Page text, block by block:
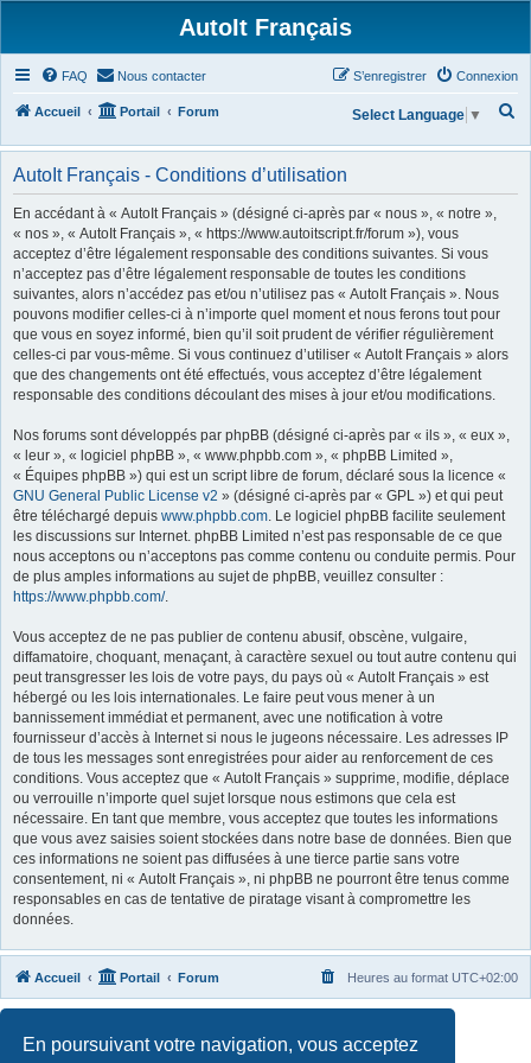
En poursuivant votre navigation, vous acceptez
AutoIt Français
FAQ Nous contacter Connexion
S’enregistrer
Accueil Portail Forum
h
Select Language ▼
AutoIt Français - Conditions d’utilisation
En accédant à « AutoIt Français » (désigné ci-après par « nous », « notre »,
« nos », « AutoIt Français », « https://www.autoitscript.fr/forum »), vous
acceptez d’être légalement responsable des conditions suivantes. Si vous
n’acceptez pas d’être légalement responsable de toutes les conditions
suivantes, alors n’accédez pas et/ou n’utilisez pas « AutoIt Français ». Nous
pouvons modifier celles-ci à n’importe quel moment et nous ferons tout pour
que vous en soyez informé, bien qu’il soit prudent de vérifier régulièrement
celles-ci par vous-même. Si vous continuez d’utiliser « AutoIt Français » alors
que des changements ont été effectués, vous acceptez d’être légalement
responsable des conditions découlant des mises à jour et/ou modifications.
Nos forums sont développés par phpBB (désigné ci-après par « ils », « eux »,
« leur », « logiciel phpBB », « www.phpbb.com », « phpBB Limited »,
« Équipes phpBB ») qui est un script libre de forum, déclaré sous la licence «
GNU General Public License v2 » (désigné ci-après par « GPL ») et qui peut
être téléchargé depuis www.phpbb.com. Le logiciel phpBB facilite seulement
les discussions sur Internet. phpBB Limited n’est pas responsable de ce que
nous acceptons ou n’acceptons pas comme contenu ou conduite permis. Pour
de plus amples informations au sujet de phpBB, veuillez consulter :
https://www.phpbb.com/.
Vous acceptez de ne pas publier de contenu abusif, obscène, vulgaire,
diffamatoire, choquant, menaçant, à caractère sexuel ou tout autre contenu qui
peut transgresser les lois de votre pays, du pays où « AutoIt Français » est
hébergé ou les lois internationales. Le faire peut vous mener à un
bannissement immédiat et permanent, avec une notification à votre
fournisseur d’accès à Internet si nous le jugeons nécessaire. Les adresses IP
de tous les messages sont enregistrées pour aider au renforcement de ces
conditions. Vous acceptez que « AutoIt Français » supprime, modifie, déplace
ou verrouille n’importe quel sujet lorsque nous estimons que cela est
nécessaire. En tant que membre, vous acceptez que toutes les informations
que vous avez saisies soient stockées dans notre base de données. Bien que
ces informations ne soient pas diffusées à une tierce partie sans votre
consentement, ni « AutoIt Français », ni phpBB ne pourront être tenus comme
responsables en cas de tentative de piratage visant à compromettre les
données.
Accueil Portail Forum Heures au format UTC+02:00
Traduit parphpBB-fr.com